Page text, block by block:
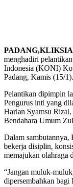
menghadiri
Indonesia (KONI)
Padang, Kamis (15/1).
Pelantikan dipimpin
Pengurus inti yang
Harian Syamsu
Bendahara Umum
Dalam sambutannya,
bekerja disiplin,
memajukan olahraga
“Jangan muluk-
dipersembahkan bagi